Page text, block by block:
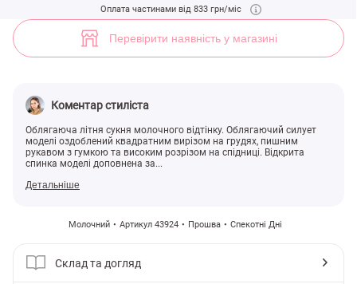
Оплата частинами від 833 грн/міс
Перевірити наявність у магазині
Коментар стиліста
Облягаюча літня сукня молочного відтінку. Облягаючий силует
моделі оздоблений квадратним вирізом на грудях, пишним
рукавом з гумкою та високим розрізом на спідниці. Відкрита
спинка моделі доповнена за...
Детальніше
Молочний Артикул 43924 Прошва Спекотні Дні
Склад та догляд
Молочна сукня з відкритою спинкою (арт. 43924) ♡ інтернет-